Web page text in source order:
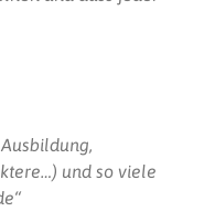
und so viele